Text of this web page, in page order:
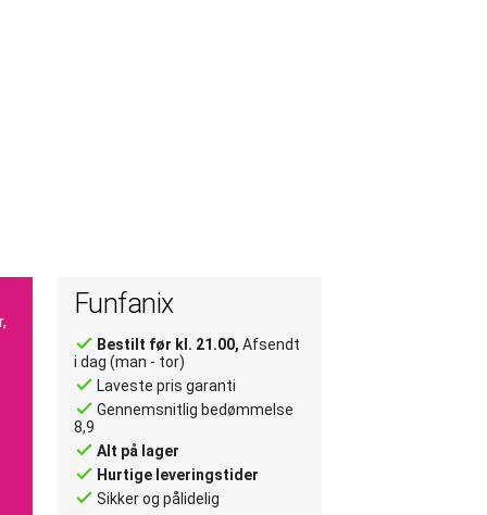
Funfanix
done Bestilt før kl. 21.00, Afsendt
i dag (man - tor)
done Laveste pris garanti
done Gennemsnitlig bedømmelse
8,9
done Alt på lager
done Hurtige leveringstider
done Sikker og pålidelig